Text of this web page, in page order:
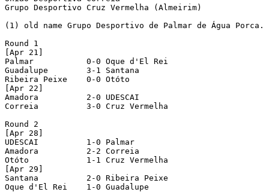
Grupo Desportivo Cruz Vermelha (Almeirim)
(1) old name Grupo Desportivo de Palmar de Água Porca.
Round 1
[Apr 21]
Palmar           0-0 Oque d'El Rei
Guadalupe        3-1 Santana
Ribeira Peixe    0-0 Otóto
[Apr 22]
Amadora          2-0 UDESCAI
Correia          3-0 Cruz Vermelha
Round 2
[Apr 28]
UDESCAI          1-0 Palmar
Amadora          2-2 Correia
Otóto            1-1 Cruz Vermelha
[Apr 29]
Santana          2-0 Ribeira Peixe
Oque d'El Rei    1-0 Guadalupe